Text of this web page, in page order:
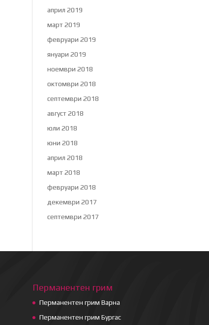
април 2019
март 2019
февруари 2019
януари 2019
ноември 2018
октомври 2018
септември 2018
август 2018
юли 2018
юни 2018
април 2018
март 2018
февруари 2018
декември 2017
септември 2017
Перманентен грим
Перманентен грим Варна
Перманентен грим Бургас